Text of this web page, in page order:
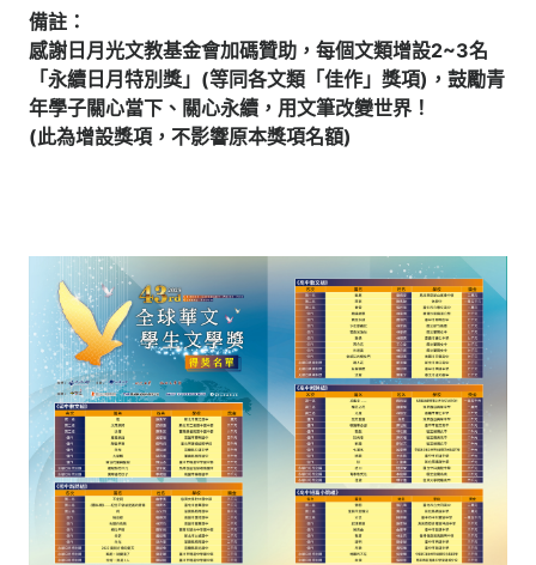
備註：
感謝日月光文教基金會加碼贊助，每個文類增設2~3名
「永續日月特別獎」(等同各文類「佳作」獎項)，鼓勵青
年學子關心當下、關心永續，用文筆改變世界！
(此為增設獎項，不影響原本獎項名額)